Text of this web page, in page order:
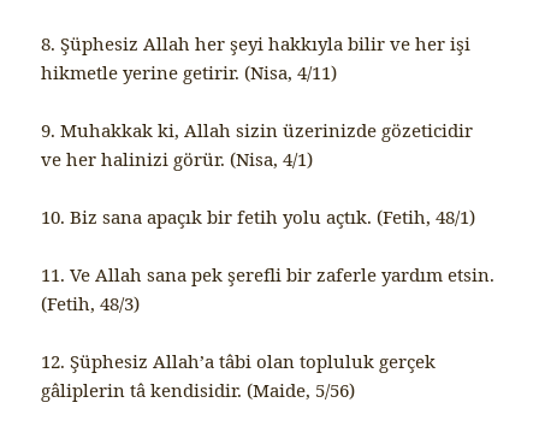
8. Şüphesiz Allah her şeyi hakkıyla bilir ve her işi
hikmetle yerine getirir. (Nisa, 4/11)
9. Muhakkak ki, Allah sizin üzerinizde gözeticidir
ve her halinizi görür. (Nisa, 4/1)
10. Biz sana apaçık bir fetih yolu açtık. (Fetih, 48/1)
11. Ve Allah sana pek şerefli bir zaferle yardım etsin.
(Fetih, 48/3)
12. Şüphesiz Allah’a tâbi olan topluluk gerçek
gâliplerin tâ kendisidir. (Maide, 5/56)